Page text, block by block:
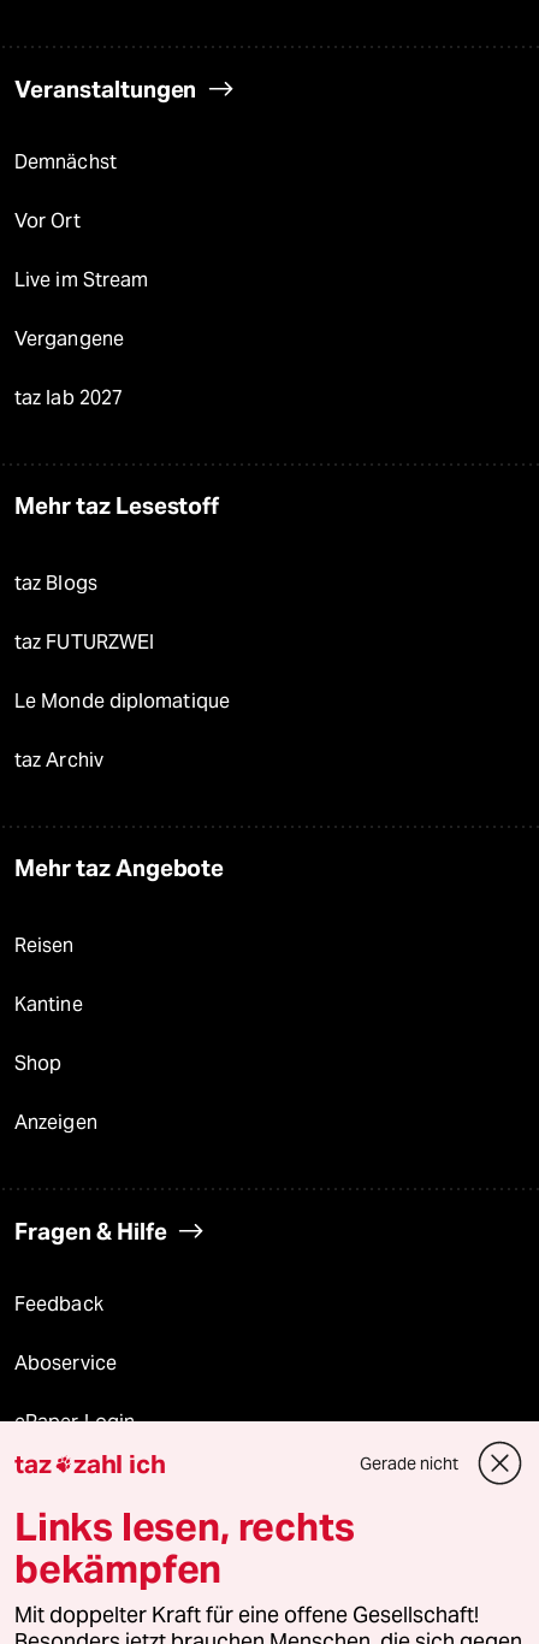
Veranstaltungen
Demnächst
Vor Ort
Live im Stream
Vergangene
taz lab 2027
Mehr taz Lesestoff
taz Blogs
taz FUTURZWEI
Le Monde diplomatique
taz Archiv
Mehr taz Angebote
Reisen
Kantine
Shop
Anzeigen
Fragen & Hilfe
Feedback
Aboservice
ePaper Login
Downloads für Abonnierende
© 2026 taz Verlags und Vertriebs GmbH
Alle Rechte vorbehalten. Bei rechtlichen Fragen oder für Genehmigungen
wenden Sie sich bitte an
lizenzen@taz.de
taz zahl ich Gerade nicht
Links lesen, rechts
bekämpfen
Mit doppelter Kraft für eine offene Gesellschaft!